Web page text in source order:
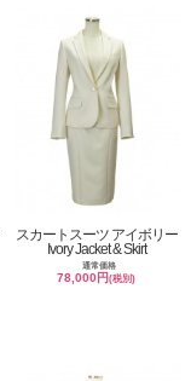
スカートスーツ アイボリー
Ivory Jacket & Skirt
通常価格
78,000円(税別)